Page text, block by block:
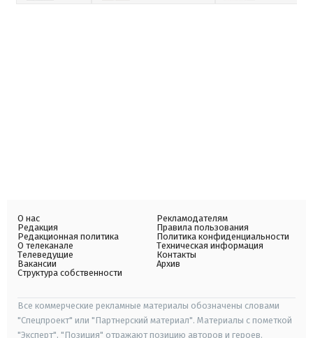
О нас
Редакция
Редакционная политика
О телеканале
Телеведущие
Вакансии
Структура собственности
Рекламодателям
Правила пользования
Политика конфиденциальности
Техническая информация
Контакты
Архив
Все коммерческие рекламные материалы обозначены словами
"Спецпроект" или "Партнерский материал". Материалы с пометкой
"Эксперт", "Позиция" отражают позицию авторов и героев.